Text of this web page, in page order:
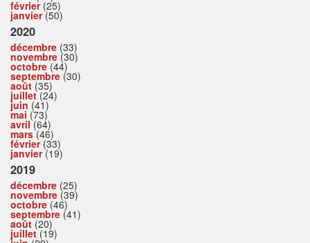
février(25)
janvier(50)
2020
décembre (33)
novembre (30)
octobre (44)
septembre (30)
août (35)
juillet(24)
juin (41)
mai (73)
avril(64)
mars(46)
février(33)
janvier(19)
2019
décembre (25)
novembre (39)
octobre (46)
septembre (41)
août (20)
juillet(19)